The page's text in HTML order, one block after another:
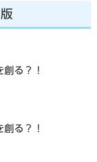
る？！
る？！